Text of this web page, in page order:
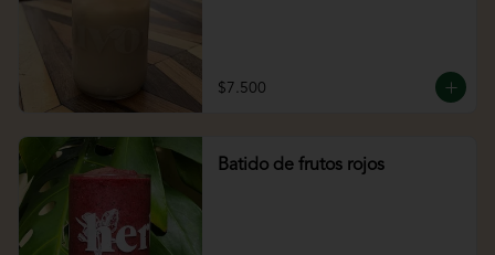
$7.500
Batido de frutos rojos